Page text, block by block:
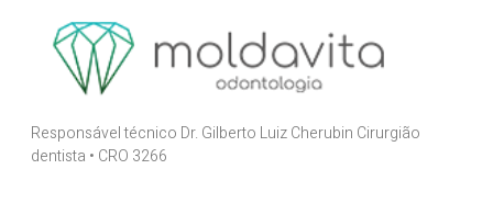
Responsável técnico Dr. Gilberto Luiz Cherubin Cirurgião
dentista • CRO 3266